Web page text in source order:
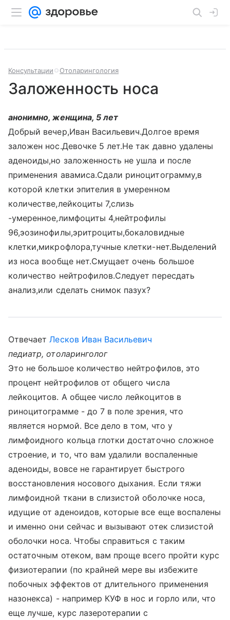
Консультации Отоларингология
Заложенность носа
анонимно, женщина, 5 лет
Добрый вечер,Иван Васильевич.Долгое время
заложен нос.Девочке 5 лет.Не так давно удалены
аденоиды,но заложенность не ушла и после
применения авамиса.Сдали риноцитограмму,в
которой клетки эпителия в умеренном
количестве,лейкоциты 7,слизь
-умеренное,лимфоциты 4,нейтрофилы
96,эозинофилы,эритроциты,бокаловидные
клетки,микрофлора,тучные клетки-нет.Выделений
из носа вообще нет.Смущает очень большое
количество нейтрофилов.Следует пересдать
анализ,или сделать снимок пазух?
ОтвечаетЛесков Иван Васильевич
педиатр, отоларинголог
Это не большое количество нейтрофилов, это
процент нейтрофилов от общего числа
лейкоцитов. А общее число лейкоцитов в
риноцитограмме - до 7 в поле зрения, что
является нормой. Все дело в том, что у
лимфоидного кольца глотки достаточно сложное
строение, и то, что вам удалили воспаленные
аденоиды, вовсе не гарантирует быстрого
восстановления носового дыхания. Если тяжи
лимфоидной ткани в слизистой оболочке носа,
идущие от аденоидов, которые все еще воспалены
и именно они сейчас и вызывают отек слизистой
оболочки носа. Чтобы справиться с таким
остаточным отеком, вам проще всего пройти курс
физиотерапии (по крайней мере вы избежите
побочных эффектов от длительного применения
назонекса) - например КУФ в нос и горло или, что
еще лучше, курс лазеротерапии с